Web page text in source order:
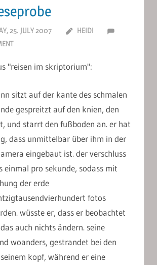
25. JULY 2007
HEIDI
"reisen im skriptorium":
sitzt auf der kante des schmalen
gespreitzt auf den knien, den
und starrt den fußboden an. er hat
dass unmittelbar über ihm in der
eingebaut ist. der verschluss
einmal pro sekunde, sodass mit
der erde
fotos
wüsste er, dass er beobachtet
auch nichts ändern. seine
woanders, gestrandet bei den
kopf, während er eine